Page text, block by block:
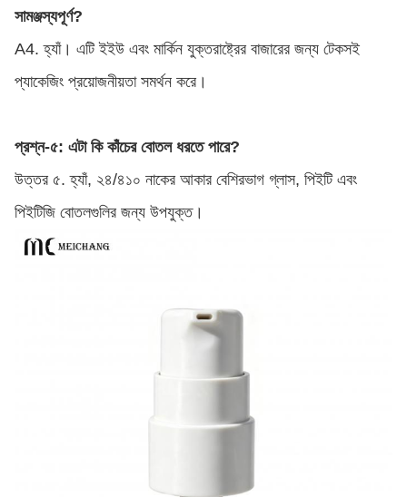
সামঞ্জস্যপূর্ণ?
A4. হ্যাঁ। এটি ইইউ এবং মার্কিন যুক্তরাষ্ট্রের বাজারের জন্য টেকসই
প্যাকেজিং প্রয়োজনীয়তা সমর্থন করে।
প্রশ্ন-৫: এটা কি কাঁচের বোতল ধরতে পারে?
উত্তর ৫. হ্যাঁ, ২৪/৪১০ নাকের আকার বেশিরভাগ গ্লাস, পিইটি এবং
পিইটিজি বোতলগুলির জন্য উপযুক্ত।